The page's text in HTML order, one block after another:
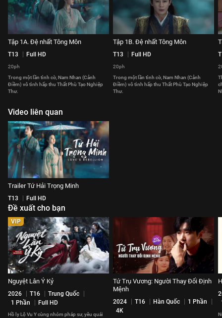
Tập 1A. Đệ nhất Tông Môn
T13 Full HD
20ph
Trong một lần tình cờ, Nam Nhan (Cảnh
Điềm) vô tình hấp thu Thất Phù Tạo Nghiệp
Thư.
Tập 1B. Đệ nhất Tông Môn
T13 Full HD
20ph
Trong một lần tình cờ, Nam Nhan (Cảnh
Điềm) vô tình hấp thu Thất Phù Tạo Nghiệp
Thư.
Video liên quan
Trailer Tứ Hải Trọng Minh
T13 Full HD
Đề xuất cho bạn
VIP
Nguyệt Lân Ỷ Kỷ
2026 T16
Trung Quốc
1 Phần
Full HD
Hồ ly Lộ Vu Y cùng nhóm pháp sư, yêu quái
Tứ Trụ Vương: Người Thay Đổi Định
Mệnh
2024 T16 Hàn Quốc
1 Phần
4K